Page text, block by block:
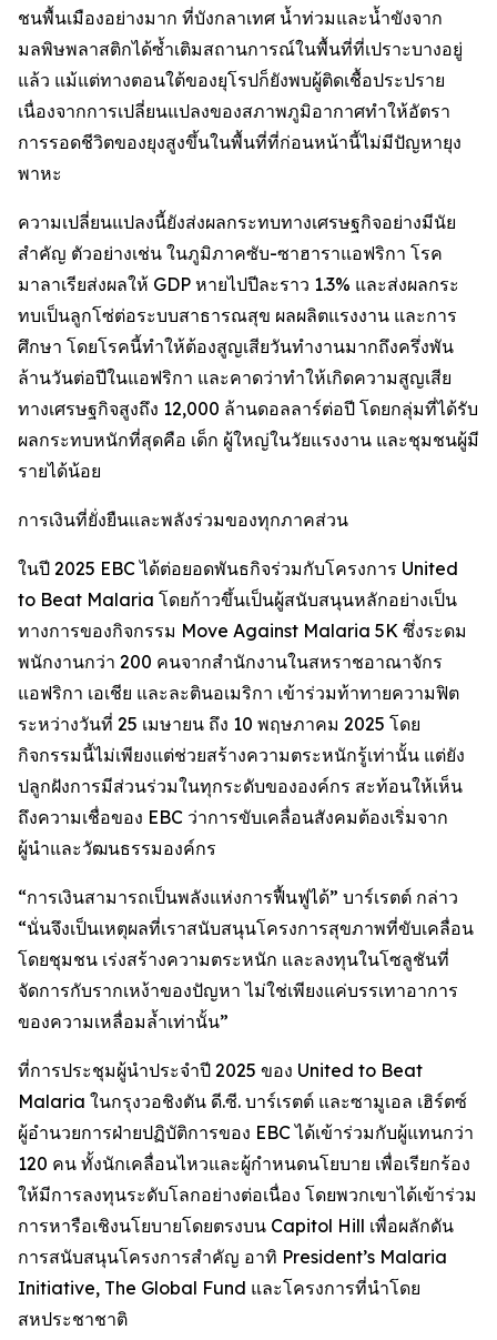
ชนพื้นเมืองอย่างมาก ที่บังกลาเทศ น้ำท่วมและน้ำขังจาก
มลพิษพลาสติกได้ซ้ำเติมสถานการณ์ในพื้นที่ที่เปราะบางอยู่
แล้ว แม้แต่ทางตอนใต้ของยุโรปก็ยังพบผู้ติดเชื้อประปราย
เนื่องจากการเปลี่ยนแปลงของสภาพภูมิอากาศทำให้อัตรา
การรอดชีวิตของยุงสูงขึ้นในพื้นที่ที่ก่อนหน้านี้ไม่มีปัญหายุง
พาหะ
ความเปลี่ยนแปลงนี้ยังส่งผลกระทบทางเศรษฐกิจอย่างมีนัย
สำคัญ ตัวอย่างเช่น ในภูมิภาคซับ-ซาฮาราแอฟริกา โรค
มาลาเรียส่งผลให้ GDP หายไปปีละราว 1.3% และส่งผลกระ
ทบเป็นลูกโซ่ต่อระบบสาธารณสุข ผลผลิตแรงงาน และการ
ศึกษา โดยโรคนี้ทำให้ต้องสูญเสียวันทำงานมากถึงครึ่งพัน
ล้านวันต่อปีในแอฟริกา และคาดว่าทำให้เกิดความสูญเสีย
ทางเศรษฐกิจสูงถึง 12,000 ล้านดอลลาร์ต่อปี โดยกลุ่มที่ได้รับ
ผลกระทบหนักที่สุดคือ เด็ก ผู้ใหญ่ในวัยแรงงาน และชุมชนผู้มี
รายได้น้อย
การเงินที่ยั่งยืนและพลังร่วมของทุกภาคส่วน
ในปี 2025 EBC ได้ต่อยอดพันธกิจร่วมกับโครงการ United
to Beat Malaria โดยก้าวขึ้นเป็นผู้สนับสนุนหลักอย่างเป็น
ทางการของกิจกรรม Move Against Malaria 5K ซึ่งระดม
พนักงานกว่า 200 คนจากสำนักงานในสหราชอาณาจักร
แอฟริกา เอเชีย และละตินอเมริกา เข้าร่วมท้าทายความฟิต
ระหว่างวันที่ 25 เมษายน ถึง 10 พฤษภาคม 2025 โดย
กิจกรรมนี้ไม่เพียงแต่ช่วยสร้างความตระหนักรู้เท่านั้น แต่ยัง
ปลูกฝังการมีส่วนร่วมในทุกระดับขององค์กร สะท้อนให้เห็น
ถึงความเชื่อของ EBC ว่าการขับเคลื่อนสังคมต้องเริ่มจาก
ผู้นำและวัฒนธรรมองค์กร
“การเงินสามารถเป็นพลังแห่งการฟื้นฟูได้” บาร์เรตต์ กล่าว
“นั่นจึงเป็นเหตุผลที่เราสนับสนุนโครงการสุขภาพที่ขับเคลื่อน
โดยชุมชน เร่งสร้างความตระหนัก และลงทุนในโซลูชันที่
จัดการกับรากเหง้าของปัญหา ไม่ใช่เพียงแค่บรรเทาอาการ
ของความเหลื่อมล้ำเท่านั้น”
ที่การประชุมผู้นำประจำปี 2025 ของ United to Beat
Malaria ในกรุงวอชิงตัน ดี.ซี. บาร์เรตต์ และซามูเอล เฮิร์ตซ์
ผู้อำนวยการฝ่ายปฏิบัติการของ EBC ได้เข้าร่วมกับผู้แทนกว่า
120 คน ทั้งนักเคลื่อนไหวและผู้กำหนดนโยบาย เพื่อเรียกร้อง
ให้มีการลงทุนระดับโลกอย่างต่อเนื่อง โดยพวกเขาได้เข้าร่วม
การหารือเชิงนโยบายโดยตรงบน Capitol Hill เพื่อผลักดัน
การสนับสนุนโครงการสำคัญ อาทิ President’s Malaria
Initiative, The Global Fund และโครงการที่นำโดย
สหประชาชาติ